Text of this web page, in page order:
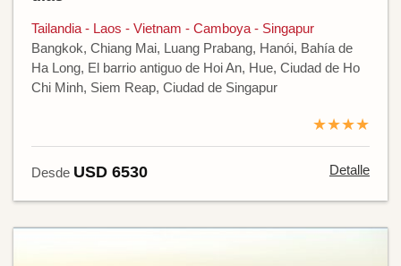
Tailandia - Laos - Vietnam - Camboya - Singapur
Bangkok, Chiang Mai, Luang Prabang, Hanói, Bahía de
Ha Long, El barrio antiguo de Hoi An, Hue, Ciudad de Ho
Chi Minh, Siem Reap, Ciudad de Singapur
★★★★
Desde USD 6530 Detalle